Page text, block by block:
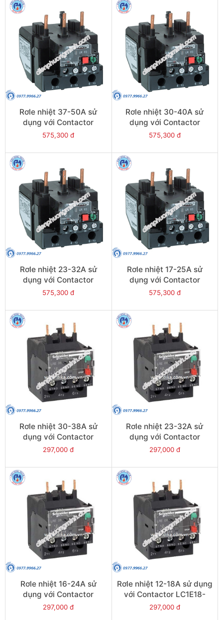
Rơle nhiệt 37-50A sử
dụng với Contactor
LC1E50-E95 - Model
575,300 đ
Rơle nhiệt 30-40A sử
dụng với Contactor
LC1E40-E95 - Model
575,300 đ
Rơle nhiệt 23-32A sử
dụng với Contactor
LC1E40-E95 - Model
575,300 đ
Rơle nhiệt 17-25A sử
dụng với Contactor
LC1E40-E95 - Model
575,300 đ
Rơle nhiệt 30-38A sử
dụng với Contactor
LC1E38 - Model LRE35
297,000 đ
Rơle nhiệt 23-32A sử
dụng với Contactor
LC1E25-E38 - Model
297,000 đ
Rơle nhiệt 16-24A sử
dụng với Contactor
LC1E25-E38 - Model
297,000 đ
Rơle nhiệt 12-18A sử dụng
với Contactor LC1E18-
E38 - Model LRE21
297,000 đ